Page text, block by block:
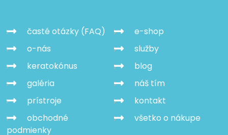
časté otázky (FAQ)
e-shop
o-nás
služby
keratokónus
blog
galéria
náš tím
prístroje
kontakt
obchodné
podmienky
všetko o nákupe